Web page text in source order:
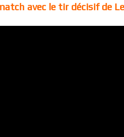
avec le tir décisif de